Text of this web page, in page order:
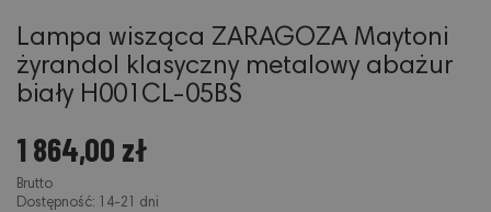
Lampa wisząca ZARAGOZA Maytoni
żyrandol klasyczny metalowy abażur
biały H001CL-05BS
1 864,00 zł
Brutto
Dostępność: 14-21 dni